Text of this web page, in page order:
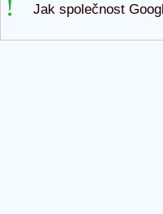
Jak společnost